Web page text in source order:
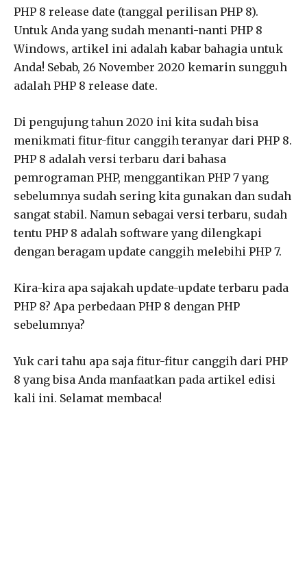
PHP 8 release date (tanggal perilisan PHP 8).
Untuk Anda yang sudah menanti-nanti PHP 8
Windows, artikel ini adalah kabar bahagia untuk
Anda! Sebab, 26 November 2020 kemarin sungguh
adalah PHP 8 release date.
Di pengujung tahun 2020 ini kita sudah bisa
menikmati fitur-fitur canggih teranyar dari PHP 8.
PHP 8 adalah versi terbaru dari bahasa
pemrograman PHP, menggantikan PHP 7 yang
sebelumnya sudah sering kita gunakan dan sudah
sangat stabil. Namun sebagai versi terbaru, sudah
tentu PHP 8 adalah software yang dilengkapi
dengan beragam update canggih melebihi PHP 7.
Kira-kira apa sajakah update-update terbaru pada
PHP 8? Apa perbedaan PHP 8 dengan PHP
sebelumnya?
Yuk cari tahu apa saja fitur-fitur canggih dari PHP
8 yang bisa Anda manfaatkan pada artikel edisi
kali ini. Selamat membaca!